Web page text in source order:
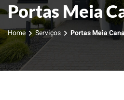
Portas Meia
Home Serviços Portas Meia